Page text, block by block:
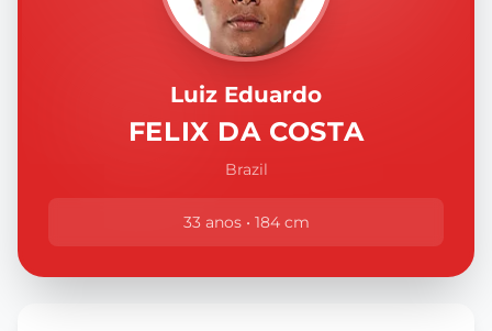
Luiz Eduardo
FELIX DA COSTA
Brazil
33 anos • 184 cm